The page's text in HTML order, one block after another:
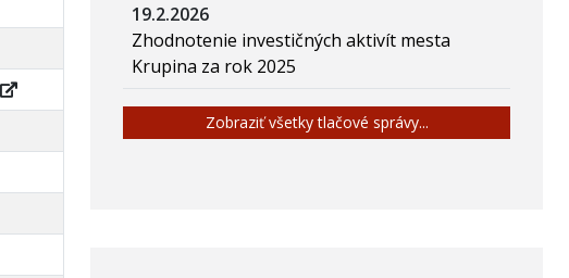
19.2.2026
Zhodnotenie investičných aktivít mesta
Krupina za rok 2025
Zobraziť všetky tlačové správy...